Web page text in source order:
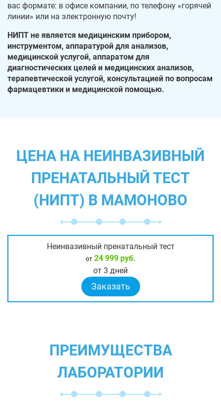
вас формате: в офисе компании, по телефону «горячей
линии» или на электронную почту!
НИПТ не является медицинским прибором,
инструментом, аппаратурой для анализов,
медицинской услугой, аппаратом для
диагностических целей и медицинских анализов,
терапевтической услугой, консультацией по вопросам
фармацевтики и медицинской помощью.
ЦЕНА НА НЕИНВАЗИВНЫЙ
ПРЕНАТАЛЬНЫЙ ТЕСТ
(НИПТ) В МАМОНОВО
Неинвазивный пренатальный тест
от24 999 руб.
от 3 дней
Заказать
ПРЕИМУЩЕСТВА
ЛАБОРАТОРИИ